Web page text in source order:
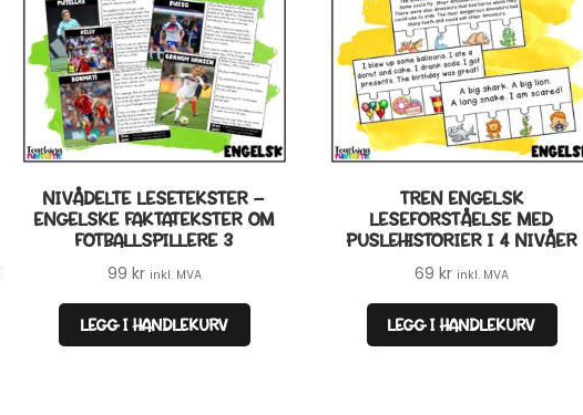
NIVÅDELTE LESETEKSTER –
ENGELSKE FAKTATEKSTER OM
FOTBALLSPILLERE 3
99 kr inkl. MVA
LEGG I HANDLEKURV
TREN ENGELSK
LESEFORSTÅELSE MED
PUSLEHISTORIER I 4 NIVÅER
69kr inkl. MVA
LEGG I HANDLEKURV